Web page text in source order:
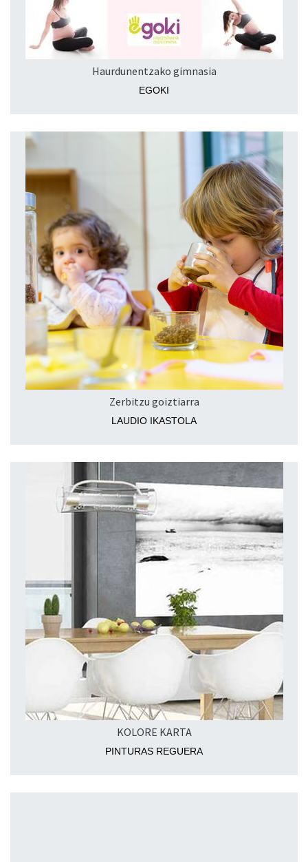
Haurdunentzako gimnasia
EGOKI
Zerbitzu goiztiarra
LAUDIO IKASTOLA
KOLORE KARTA
PINTURAS REGUERA